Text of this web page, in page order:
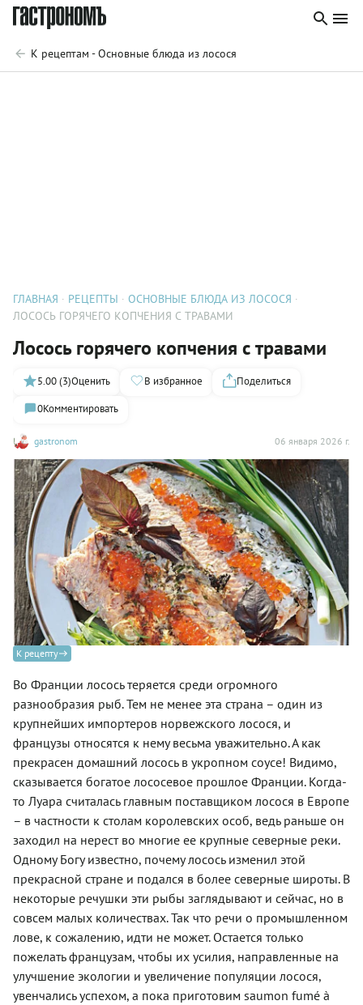
К рецептам - Основные блюда из лосося
ГЛАВНАЯ РЕЦЕПТЫ
ОСНОВНЫЕ БЛЮДА ИЗ ЛОСОСЯ
ЛОСОСЬ ГОРЯЧЕГО КОПЧЕНИЯ С ТРАВАМИ
Лосось горячего копчения с травами
gastronom 06 января 2026 г.
5.00 (3)Оценить В избранное
Поделиться
0Комментировать
К рецепту
Во Франции лосось теряется среди огромного
разнообразия рыб. Тем не менее эта страна – один из
крупнейших импортеров норвежского лосося, и
французы относятся к нему весьма уважительно. А как
прекрасен домашний лосось в укропном соусе! Видимо,
сказывается богатое лососевое прошлое Франции. Когда-
то Луара считалась главным поставщиком лосося в Европе
– в частности к столам королевских особ, ведь раньше он
заходил на нерест во многие ее крупные северные реки.
Одному Богу известно, почему лосось изменил этой
прекрасной стране и подался в более северные широты. В
некоторые речушки эти рыбы заглядывают и сейчас, но в
совсем малых количествах. Так что речи о промышленном
лове, к сожалению, идти не может. Остается только
пожелать французам, чтобы их усилия, направленные на
улучшение экологии и увеличение популяции лосося,
увенчались успехом, а пока приготовим saumon fumé à